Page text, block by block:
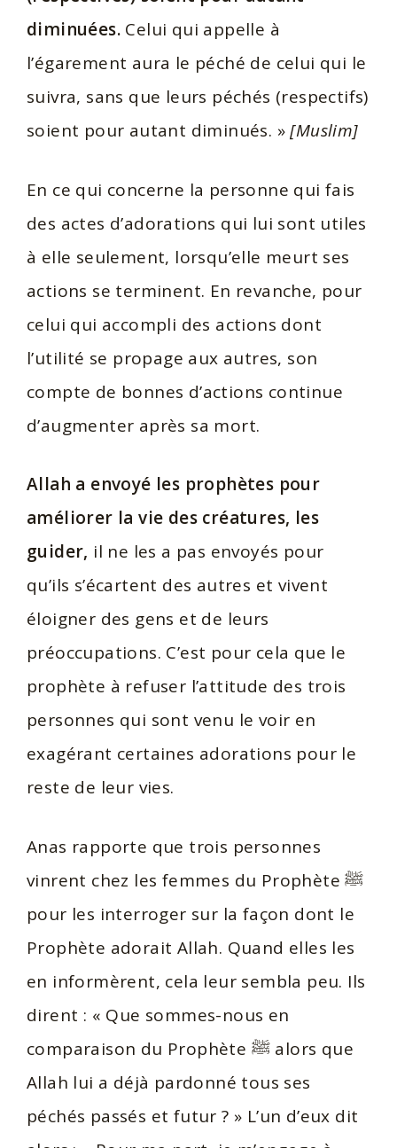
diminuées. Celui qui appelle à
l’égarement aura le péché de celui qui le
suivra, sans que leurs péchés (respectifs)
soient pour autant diminués. »[Muslim]
En ce qui concerne la personne qui fais
des actes d’adorations qui lui sont utiles
à elle seulement, lorsqu’elle meurt ses
actions se terminent. En revanche, pour
celui qui accompli des actions dont
l’utilité se propage aux autres, son
compte de bonnes d’actions continue
d’augmenter après sa mort.
Allah a envoyé les prophètes pour
améliorer la vie des créatures, les
guider, il ne les a pas envoyés pour
qu’ils s’écartent des autres et vivent
éloigner des gens et de leurs
préoccupations. C’est pour cela que le
prophète à refuser l’attitude des trois
personnes qui sont venu le voir en
exagérant certaines adorations pour le
reste de leur vies.
Anas rapporte que trois personnes
vinrent chez les femmes du Prophète ﷺ
pour les interroger sur la façon dont le
Prophète adorait Allah. Quand elles les
en informèrent, cela leur sembla peu. Ils
dirent : « Que sommes-nous en
comparaison du Prophète ﷺ alors que
Allah lui a déjà pardonné tous ses
péchés passés et futur ? » L’un d’eux dit